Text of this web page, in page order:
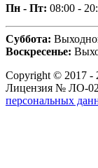
Пн - Пт: 08:00 -
Суббота:
Воскресенье:
Copyright © 2017 -
Лицензия № ЛО-
персональных